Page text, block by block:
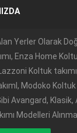
Yerler Olarak
Enza Home
Koltuk
Modoko Koltuk
Avangard,
Modelleri